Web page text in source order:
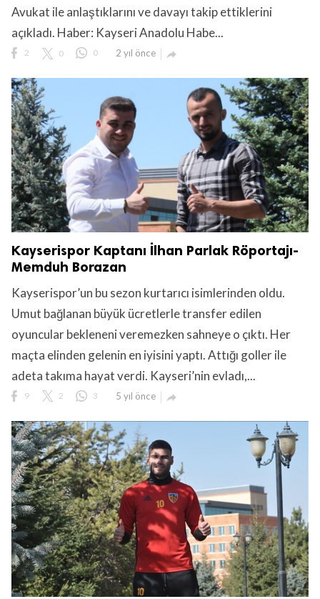
Avukat ile anlaştıklarını ve davayı takip ettiklerini
açıkladı. Haber: Kayseri Anadolu Habe...
2 0 0 2 yıl önce 
Kayserispor Kaptanı İlhan Parlak Röportajı-
Memduh Borazan
Kayserispor’un bu sezon kurtarıcı isimlerinden oldu.
Umut bağlanan büyük ücretlerle transfer edilen
oyuncular bekleneni veremezken sahneye o çıktı. Her
maçta elinden gelenin en iyisini yaptı. Attığı goller ile
adeta takıma hayat verdi. Kayseri’nin evladı,...
9 2 3 5 yıl önce 